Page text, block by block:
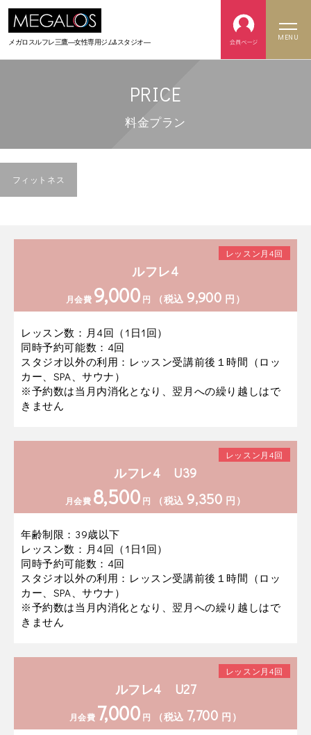
メガロスルフレ三鷹―女性専用ジム&スタジオ―
MENU
PRICE
料金プラン
フィットネス
レッスン月4回
ルフレ4
月会費 9,000 円 （税込 9,900 円）
レッスン数：月4回（1日1回）
同時予約可能数：4回
スタジオ以外の利用：レッスン受講前後１時間（ロッ
カー、SPA、サウナ）
※予約数は当月内消化となり、翌月への繰り越しはで
きません
レッスン月4回
ルフレ4 U39
月会費 8,500 円 （税込 9,350 円）
年齢制限：39歳以下
レッスン数：月4回（1日1回）
同時予約可能数：4回
スタジオ以外の利用：レッスン受講前後１時間（ロッ
カー、SPA、サウナ）
※予約数は当月内消化となり、翌月への繰り越しはで
きません
レッスン月4回
ルフレ4 U27
月会費 7,000 円 （税込 7,700 円）